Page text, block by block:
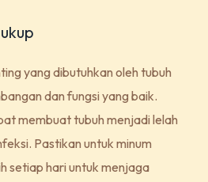
yang dibutuhkan oleh tubuh
dan fungsi yang baik.
membuat tubuh menjadi lelah
Pastikan untuk minum
setiap hari untuk menjaga